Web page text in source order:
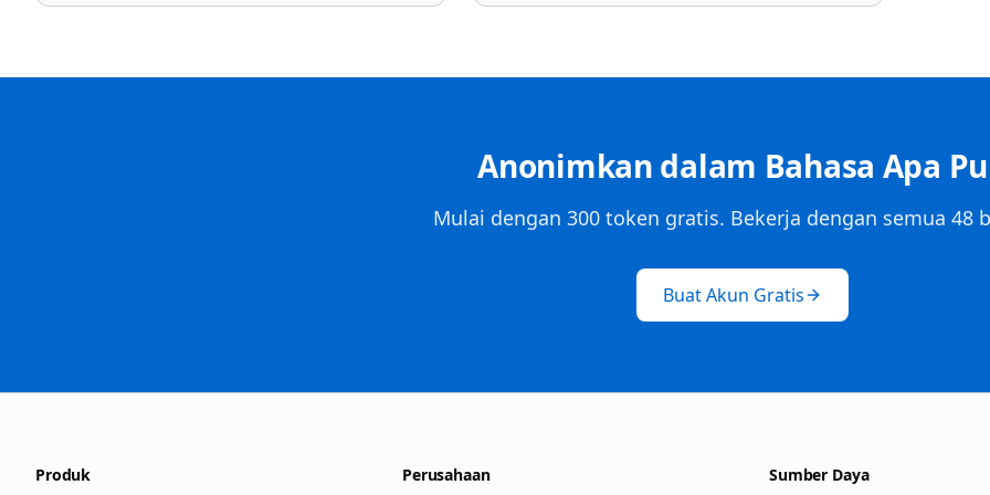
Anonimkan dalam Bahasa Apa
Mulai dengan 300 token gratis. Bekerja dengan semua 48
Buat Akun Gratis
Produk Perusahaan Sumber Daya